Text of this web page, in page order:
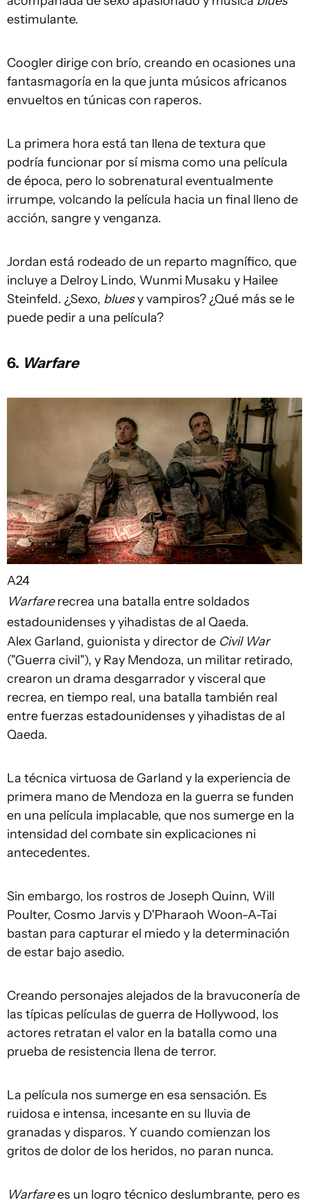
estimulante.
Coogler dirige con brío, creando en ocasiones una
fantasmagoría en la que junta músicos africanos
envueltos en túnicas con raperos.
La primera hora está tan llena de textura que
podría funcionar por sí misma como una película
de época, pero lo sobrenatural eventualmente
irrumpe, volcando la película hacia un final lleno de
acción, sangre y venganza.
Jordan está rodeado de un reparto magnífico, que
incluye a Delroy Lindo, Wunmi Musaku y Hailee
Steinfeld. ¿Sexo, bluesy vampiros? ¿Qué más se le
puede pedir a una película?
6. Warfare
A24
Warfarerecrea una batalla entre soldados
estadounidenses y yihadistas de al Qaeda.
Alex Garland, guionista y director de Civil War
("Guerra civil"), y Ray Mendoza, un militar retirado,
crearon un drama desgarrador y visceral que
recrea, en tiempo real, una batalla también real
entre fuerzas estadounidenses y yihadistas de al
Qaeda.
La técnica virtuosa de Garland y la experiencia de
primera mano de Mendoza en la guerra se funden
en una película implacable, que nos sumerge en la
intensidad del combate sin explicaciones ni
antecedentes.
Sin embargo, los rostros de Joseph Quinn, Will
Poulter, Cosmo Jarvis y D'Pharaoh Woon-A-Tai
bastan para capturar el miedo y la determinación
de estar bajo asedio.
Creando personajes alejados de la bravuconería de
las típicas películas de guerra de Hollywood, los
actores retratan el valor en la batalla como una
prueba de resistencia llena de terror.
La película nos sumerge en esa sensación. Es
ruidosa e intensa, incesante en su lluvia de
granadas y disparos. Y cuando comienzan los
gritos de dolor de los heridos, no paran nunca.
Warfarees un logro técnico deslumbrante, pero es